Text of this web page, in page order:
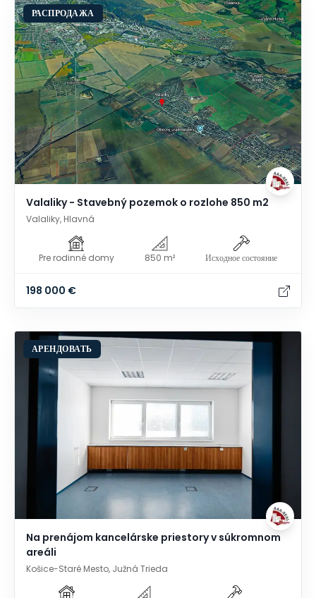
РАСПРОДАЖА
Valaliky - Stavebný pozemok o rozlohe 850 m2
Valaliky, Hlavná
Pre rodinné domy 850 m² Исходное состояние
198 000 €
АРЕНДОВАТЬ
Na prenájom kancelárske priestory v súkromnom
areáli
Košice-Staré Mesto, Južná Trieda